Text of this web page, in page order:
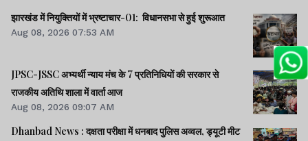
झारखंड में नियुक्तियों में भ्रष्टाचार-01: विधानसभा से हुई शुरूआत
Aug 08, 2026 07:53 AM
JPSC-JSSC अभ्यर्थी न्याय मंच के 7 प्रतिनिधियों की सरकार से
राजकीय अतिथि शाला में वार्ता आज
Aug 08, 2026 09:07 AM
Dhanbad News : दक्षता परीक्षा में धनबाद पुलिस अव्वल, ड्यूटी मीट